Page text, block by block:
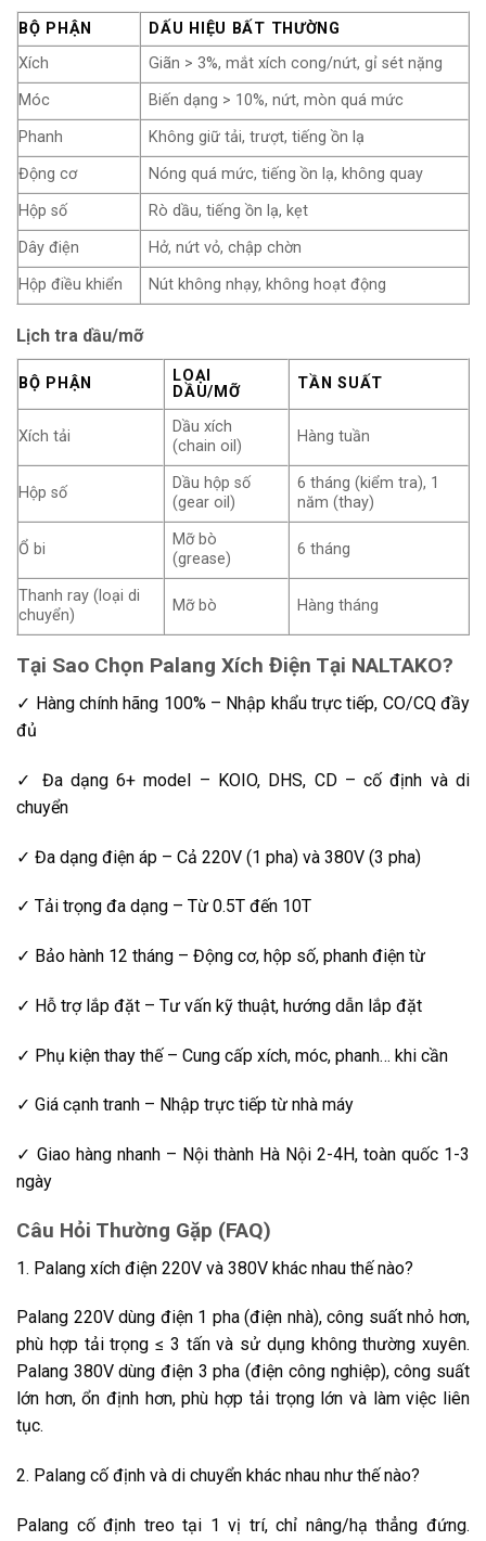
BỘ PHẬN
DẤU HIỆU BẤT THƯỜNG
Xích
Giãn > 3%, mắt xích cong/nứt, gỉ sét nặng
Móc
Biến dạng > 10%, nứt, mòn quá mức
Phanh
Không giữ tải, trượt, tiếng ồn lạ
Động cơ
Nóng quá mức, tiếng ồn lạ, không quay
Hộp số
Rò dầu, tiếng ồn lạ, kẹt
Dây điện
Hở, nứt vỏ, chập chờn
Hộp điều khiển
Nút không nhạy, không hoạt động
Lịch tra dầu/mỡ
BỘ PHẬN
LOẠI
DẦU/MỠ
TẦN SUẤT
Xích tải
Dầu xích
(chain oil)
Hàng tuần
Hộp số
Dầu hộp số
(gear oil)
6 tháng (kiểm tra), 1
năm (thay)
Ổ bi
Mỡ bò
(grease)
6 tháng
Thanh ray (loại di
chuyển)
Mỡ bò Hàng tháng
Tại Sao Chọn Palang Xích Điện Tại NALTAKO?
✓ Hàng chính hãng 100% – Nhập khẩu trực tiếp, CO/CQ đầy
đủ
✓ Đa dạng 6+ model – KOIO, DHS, CD – cố định và di
chuyển
✓ Đa dạng điện áp – Cả 220V (1 pha) và 380V (3 pha)
✓ Tải trọng đa dạng – Từ 0.5T đến 10T
✓ Bảo hành 12 tháng – Động cơ, hộp số, phanh điện từ
✓ Hỗ trợ lắp đặt – Tư vấn kỹ thuật, hướng dẫn lắp đặt
✓ Phụ kiện thay thế – Cung cấp xích, móc, phanh… khi cần
✓ Giá cạnh tranh – Nhập trực tiếp từ nhà máy
✓ Giao hàng nhanh – Nội thành Hà Nội 2-4H, toàn quốc 1-3
ngày
Câu Hỏi Thường Gặp (FAQ)
1. Palang xích điện 220V và 380V khác nhau thế nào?
Palang 220V dùng điện 1 pha (điện nhà), công suất nhỏ hơn,
phù hợp tải trọng ≤ 3 tấn và sử dụng không thường xuyên.
Palang 380V dùng điện 3 pha (điện công nghiệp), công suất
lớn hơn, ổn định hơn, phù hợp tải trọng lớn và làm việc liên
tục.
2. Palang cố định và di chuyển khác nhau như thế nào?
Palang cố định treo tại 1 vị trí, chỉ nâng/hạ thẳng đứng.